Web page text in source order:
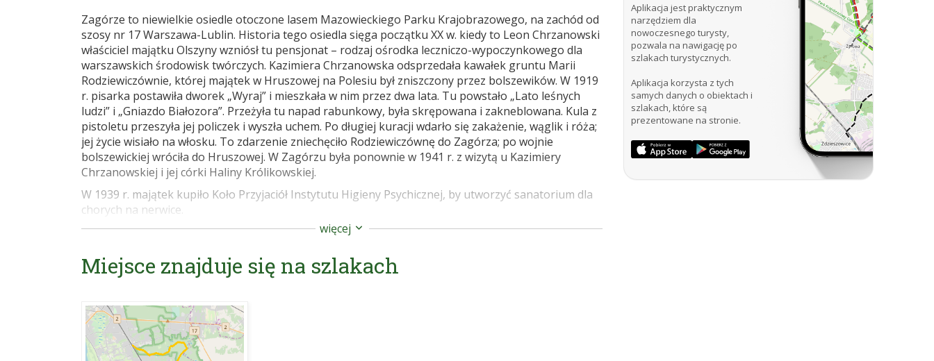
Zagórze to niewielkie osiedle otoczone lasem Mazowieckiego Parku Krajobrazowego, na zachód od
szosy nr 17 Warszawa-Lublin. Historia tego osiedla sięga początku XX w. kiedy to Leon Chrzanowski
właściciel majątku Olszyny wzniósł tu pensjonat – rodzaj ośrodka leczniczo-wypoczynkowego dla
warszawskich środowisk twórczych. Kazimiera Chrzanowska odsprzedała kawałek gruntu Marii
Rodziewiczównie, której majątek w Hruszowej na Polesiu był zniszczony przez bolszewików. W 1919
r. pisarka postawiła dworek „Wyraj” i mieszkała w nim przez dwa lata. Tu powstało „Lato leśnych
ludzi” i „Gniazdo Białozora”. Przeżyła tu napad rabunkowy, była skrępowana i zakneblowana. Kula z
pistoletu przeszyła jej policzek i wyszła uchem. Po długiej kuracji wdarło się zakażenie, wąglik i róża;
jej życie wisiało na włosku. To zdarzenie zniechęciło Rodziewiczównę do Zagórza; po wojnie
bolszewickiej wróciła do Hruszowej. W Zagórzu była ponownie w 1941 r. z wizytą u Kazimiery
Chrzanowskiej i jej córki Haliny Królikowskiej.
W 1939 r. majątek kupiło Koło Przyjaciół Instytutu Higieny Psychicznej, by utworzyć sanatorium dla
chorych na nerwice.
Dworek Rodziewiczówny to niewielka willa o mansardowym dachu, z kolumnowym gankiem i
„Zameczek” – miejsce pracy prof. Kazimierza Dąbrowskiego, twórcy i dyrektora sanatorium.
Źródło: Jacek Kałuszko, Paweł Ajdacki „Otwock i okolice” Wydawnictwo Rewasz 2006
Internet: http://kasiaszkutalska.blogspot.com/2014/02/zagorze-dworek-rodziewiczownej.html
http://books.google.pl/books?
więcej
Aplikacja jest praktycznym
narzędziem dla
nowoczesnego turysty,
pozwala na nawigację po
szlakach turystycznych.
Aplikacja korzysta z tych
samych danych o obiektach i
szlakach, które są
prezentowane na stronie.
Miejsce znajduje się na szlakach